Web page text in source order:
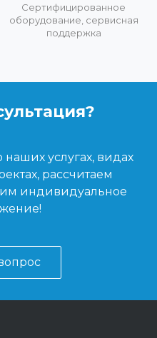
Сертифицированное
оборудование, сервисная
поддержка
услугах, видах
рассчитаем
индивидуальное